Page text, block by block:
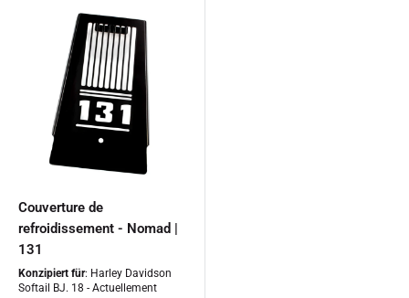
Couverture de
refroidissement - Nomad |
131
Konzipiert für: Harley Davidson
Softail BJ. 18 - Actuellement